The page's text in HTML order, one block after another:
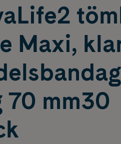
Maxi,
70 mm30